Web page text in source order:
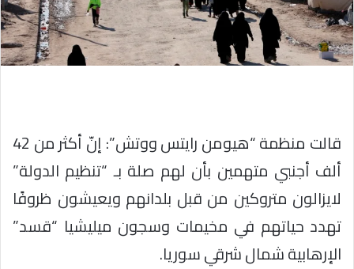
قالت منظمة “هيومن رايتس ووتش”: إنّ أكثر من 42
ألف أجنبي متهمين بأن لهم صلة بـ “تنظيم الدولة”
لايزالون متروكين من قبل بلدانهم ويعيشون ظروفًا
تهدد حياتهم في مخيمات وسجون ميليشيا “قسد”
الإرهابية شمال شرقي سوريا.